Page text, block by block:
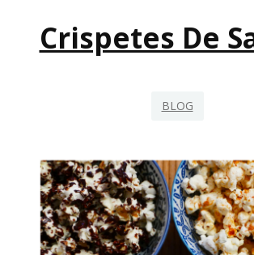
Crispetes De
BLOG